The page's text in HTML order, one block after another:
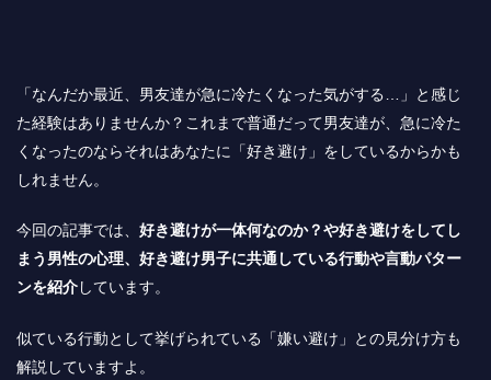
「なんだか最近、男友達が急に冷たくなった気がする…」と感じ
た経験はありませんか？これまで普通だって男友達が、急に冷た
くなったのならそれはあなたに「好き避け」をしているからかも
しれません。
今回の記事では、 好き避けが一体何なのか？や好き避けをしてし
まう男性の心理、好き避け男子に共通している行動や言動パター
ンを紹介 しています。
似ている行動として挙げられている「嫌い避け」との見分け方も
解説していますよ。